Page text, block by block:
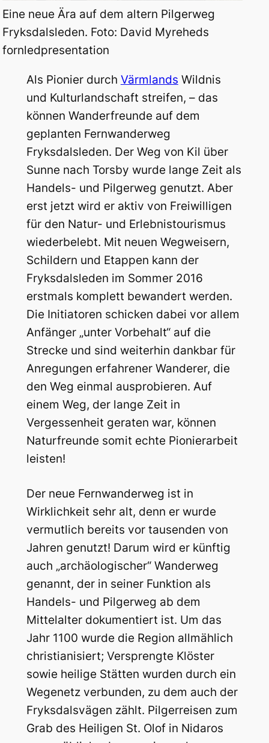
Eine neue Ära auf dem altern Pilgerweg
Fryksdalsleden. Foto: David Myreheds
fornledpresentation
Als Pionier durch Värmlands Wildnis
und Kulturlandschaft streifen, – das
können Wanderfreunde auf dem
geplanten Fernwanderweg
Fryksdalsleden. Der Weg von Kil über
Sunne nach Torsby wurde lange Zeit als
Handels- und Pilgerweg genutzt. Aber
erst jetzt wird er aktiv von Freiwilligen
für den Natur- und Erlebnistourismus
wiederbelebt. Mit neuen Wegweisern,
Schildern und Etappen kann der
Fryksdalsleden im Sommer 2016
erstmals komplett bewandert werden.
Die Initiatoren schicken dabei vor allem
Anfänger „unter Vorbehalt“ auf die
Strecke und sind weiterhin dankbar für
Anregungen erfahrener Wanderer, die
den Weg einmal ausprobieren. Auf
einem Weg, der lange Zeit in
Vergessenheit geraten war, können
Naturfreunde somit echte Pionierarbeit
leisten!
Der neue Fernwanderweg ist in
Wirklichkeit sehr alt, denn er wurde
vermutlich bereits vor tausenden von
Jahren genutzt! Darum wird er künftig
auch „archäologischer“ Wanderweg
genannt, der in seiner Funktion als
Handels- und Pilgerweg ab dem
Mittelalter dokumentiert ist. Um das
Jahr 1100 wurde die Region allmählich
christianisiert; Versprengte Klöster
sowie heilige Stätten wurden durch ein
Wegenetz verbunden, zu dem auch der
Fryksdalsvägen zählt. Pilgerreisen zum
Grab des Heiligen St. Olof in Nidaros